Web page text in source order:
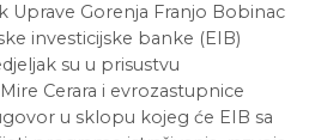
Uprave Gorenja Franjo Bobinac
investicijske banke (EIB)
su u prisustvu
Cerara i evrozastupnice
u sklopu kojeg će EIB sa